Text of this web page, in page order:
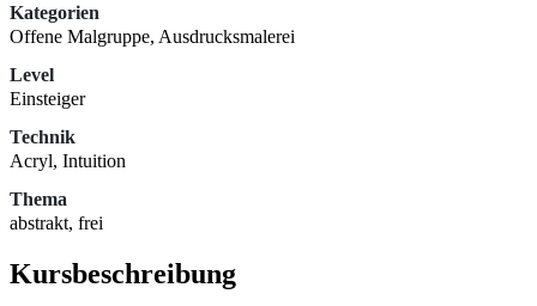
Kategorien
Offene Malgruppe, Ausdrucksmalerei
Level
Einsteiger
Technik
Acryl, Intuition
Thema
abstrakt, frei
Kursbeschreibung